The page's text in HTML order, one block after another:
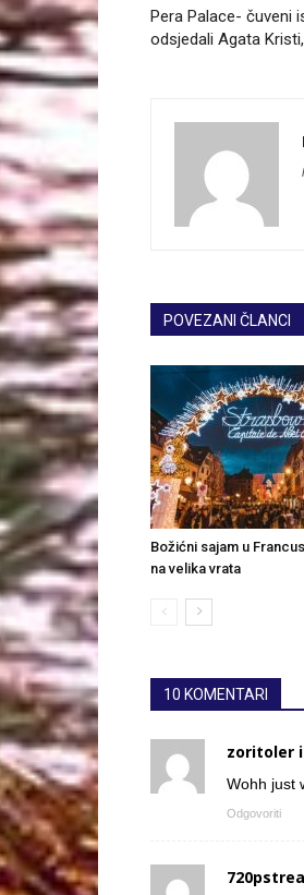
Pera Palace- čuveni
odsjedali Agata
POVEZANI ČLANCI
Božićni sajam u
na velika vrata
10 KOMENTARI
zoritoler
Wohh just
Odgovoriti